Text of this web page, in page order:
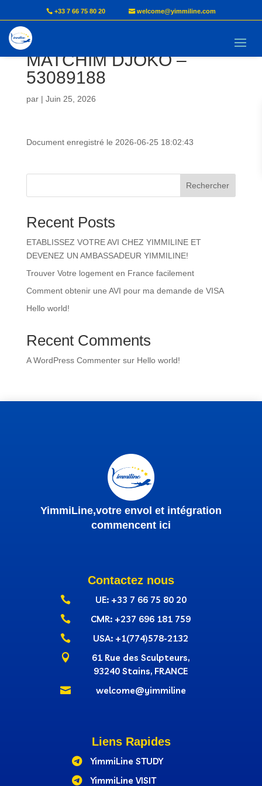
+33 7 66 75 80 20 welcome@yimmiline.com
Document AVI –
MATCHIM DJOKO –
53089188
par | Juin 25, 2026
Document enregistré le 2026-06-25 18:02:43
Rechercher
Recent Posts
ETABLISSEZ VOTRE AVI CHEZ YIMMILINE ET
DEVENEZ UN AMBASSADEUR YIMMILINE!
Trouver Votre logement en France facilement
Comment obtenir une AVI pour ma demande de VISA
Hello world!
Recent Comments
A WordPress Commentersur Hello world!
YimmiLine,votre envol et intégration
commencent ici
Contactez nous
 UE: +33 7 66 75 80 20
 CMR: +237‭ 696 181 759
 USA: +1(774)578-2132

61 Rue des Sculpteurs,
93240 Stains, FRANCE
 welcome@yimmiline
Liens Rapides

YimmiLine STUDY

YimmiLine VISIT